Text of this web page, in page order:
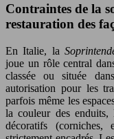
Contraintes de la
restauration des
En Italie, la
joue un rôle central
classée ou située
autorisation pour les
parfois même les
la couleur des enduits,
décoratifs (corniches,